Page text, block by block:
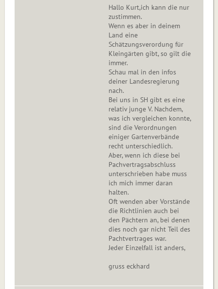
Hallo Kurt,ich kann die nur
zustimmen.
Wenn es aber in deinem
Land eine
Schätzungsverordung für
Kleingärten gibt, so gilt die
immer.
Schau mal in den infos
deiner Landesregierung
nach.
Bei uns in SH gibt es eine
relativ junge V. Nachdem,
was ich vergleichen konnte,
sind die Verordnungen
einiger Gartenverbände
recht unterschiedlich.
Aber, wenn ich diese bei
Pachvertragsabschluss
unterschrieben habe muss
ich mich immer daran
halten.
Oft wenden aber Vorstände
die Richtlinien auch bei
den Pächtern an, bei denen
dies noch gar nicht Teil des
Pachtvertrages war.
Jeder Einzelfall ist anders,
gruss eckhard